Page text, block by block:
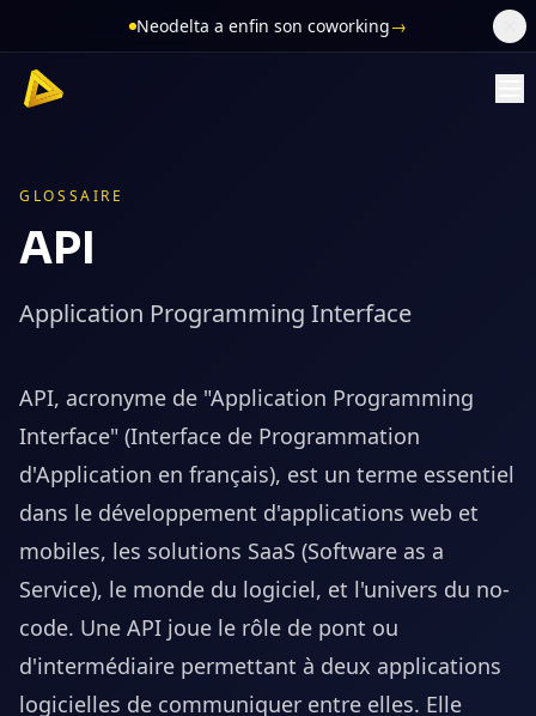
Neodelta a enfin son coworking→
GLOSSAIRE
API
Application Programming Interface
API, acronyme de "Application Programming
Interface" (Interface de Programmation
d'Application en français), est un terme essentiel
dans le développement d'applications web et
mobiles, les solutions SaaS (Software as a
Service), le monde du logiciel, et l'univers du no-
code. Une API joue le rôle de pont ou
d'intermédiaire permettant à deux applications
logicielles de communiquer entre elles. Elle